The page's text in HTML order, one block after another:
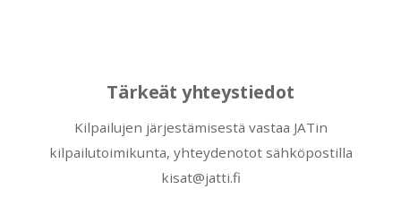
Tärkeät yhteystiedot
Kilpailujen järjestämisestä vastaa JATin
kilpailutoimikunta, yhteydenotot sähköpostilla
kisat@jatti.fi